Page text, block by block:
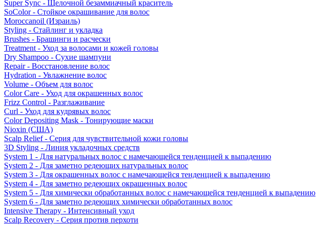
Super Sync - Щелочной безаммиачный краситель
SoColor - Стойкое окрашивание для волос
Moroccanoil (Израиль)
Styling - Стайлинг и укладка
Brushes - Брашинги и расчески
Treatment - Уход за волосами и кожей головы
Dry Shampoo - Сухие шампуни
Repair - Восстановление волос
Hydration - Увлажнение волос
Volume - Объем для волос
Color Care - Уход для окрашенных волос
Frizz Control - Разглаживание
Curl - Уход для кудрявых волос
Color Depositing Mask - Тонирующие маски
Nioxin (США)
Scalp Relief - Серия для чувствительной кожи головы
3D Styling - Линия укладочных средств
System 1 - Для натуральных волос с намечающейся тенденцией к выпадению
System 2 - Для заметно редеющих натуральных волос
System 3 - Для окрашенных волос с намечающейся тенденцией к выпадению
System 4 - Для заметно редеющих окрашенных волос
System 5 - Для химически обработанных волос с намечающейся тенденцией к выпадению
System 6 - Для заметно редеющих химически обработанных волос
Intensive Therapy - Интенсивный уход
Scalp Recovery - Серия против перхоти